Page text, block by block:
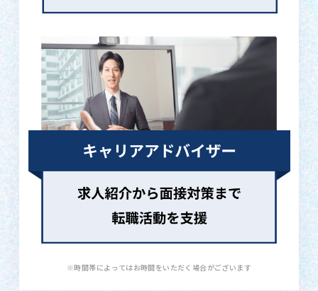
※時間帯によってはお時間をいただく場合がございます